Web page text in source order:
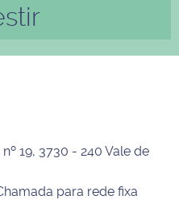
19, 3730 - 240 Vale de
para rede fixa